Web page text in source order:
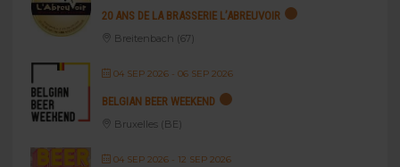
20 ANS DE LA BRASSERIE L’ABREUVOIR
Breitenbach (67)
04 SEP 2026- 06 SEP 2026
BELGIAN BEER WEEKEND
Bruxelles (BE)
04 SEP 2026- 12 SEP 2026